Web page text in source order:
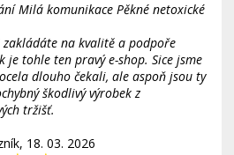
Milá komunikace Pěkné netoxické
zakládáte na kvalitě a podpoře
je tohle ten pravý e-shop. Sice jsme
dlouho čekali, ale aspoň jsou ty
škodlivý výrobek z
tržišť.
18. 03. 2026